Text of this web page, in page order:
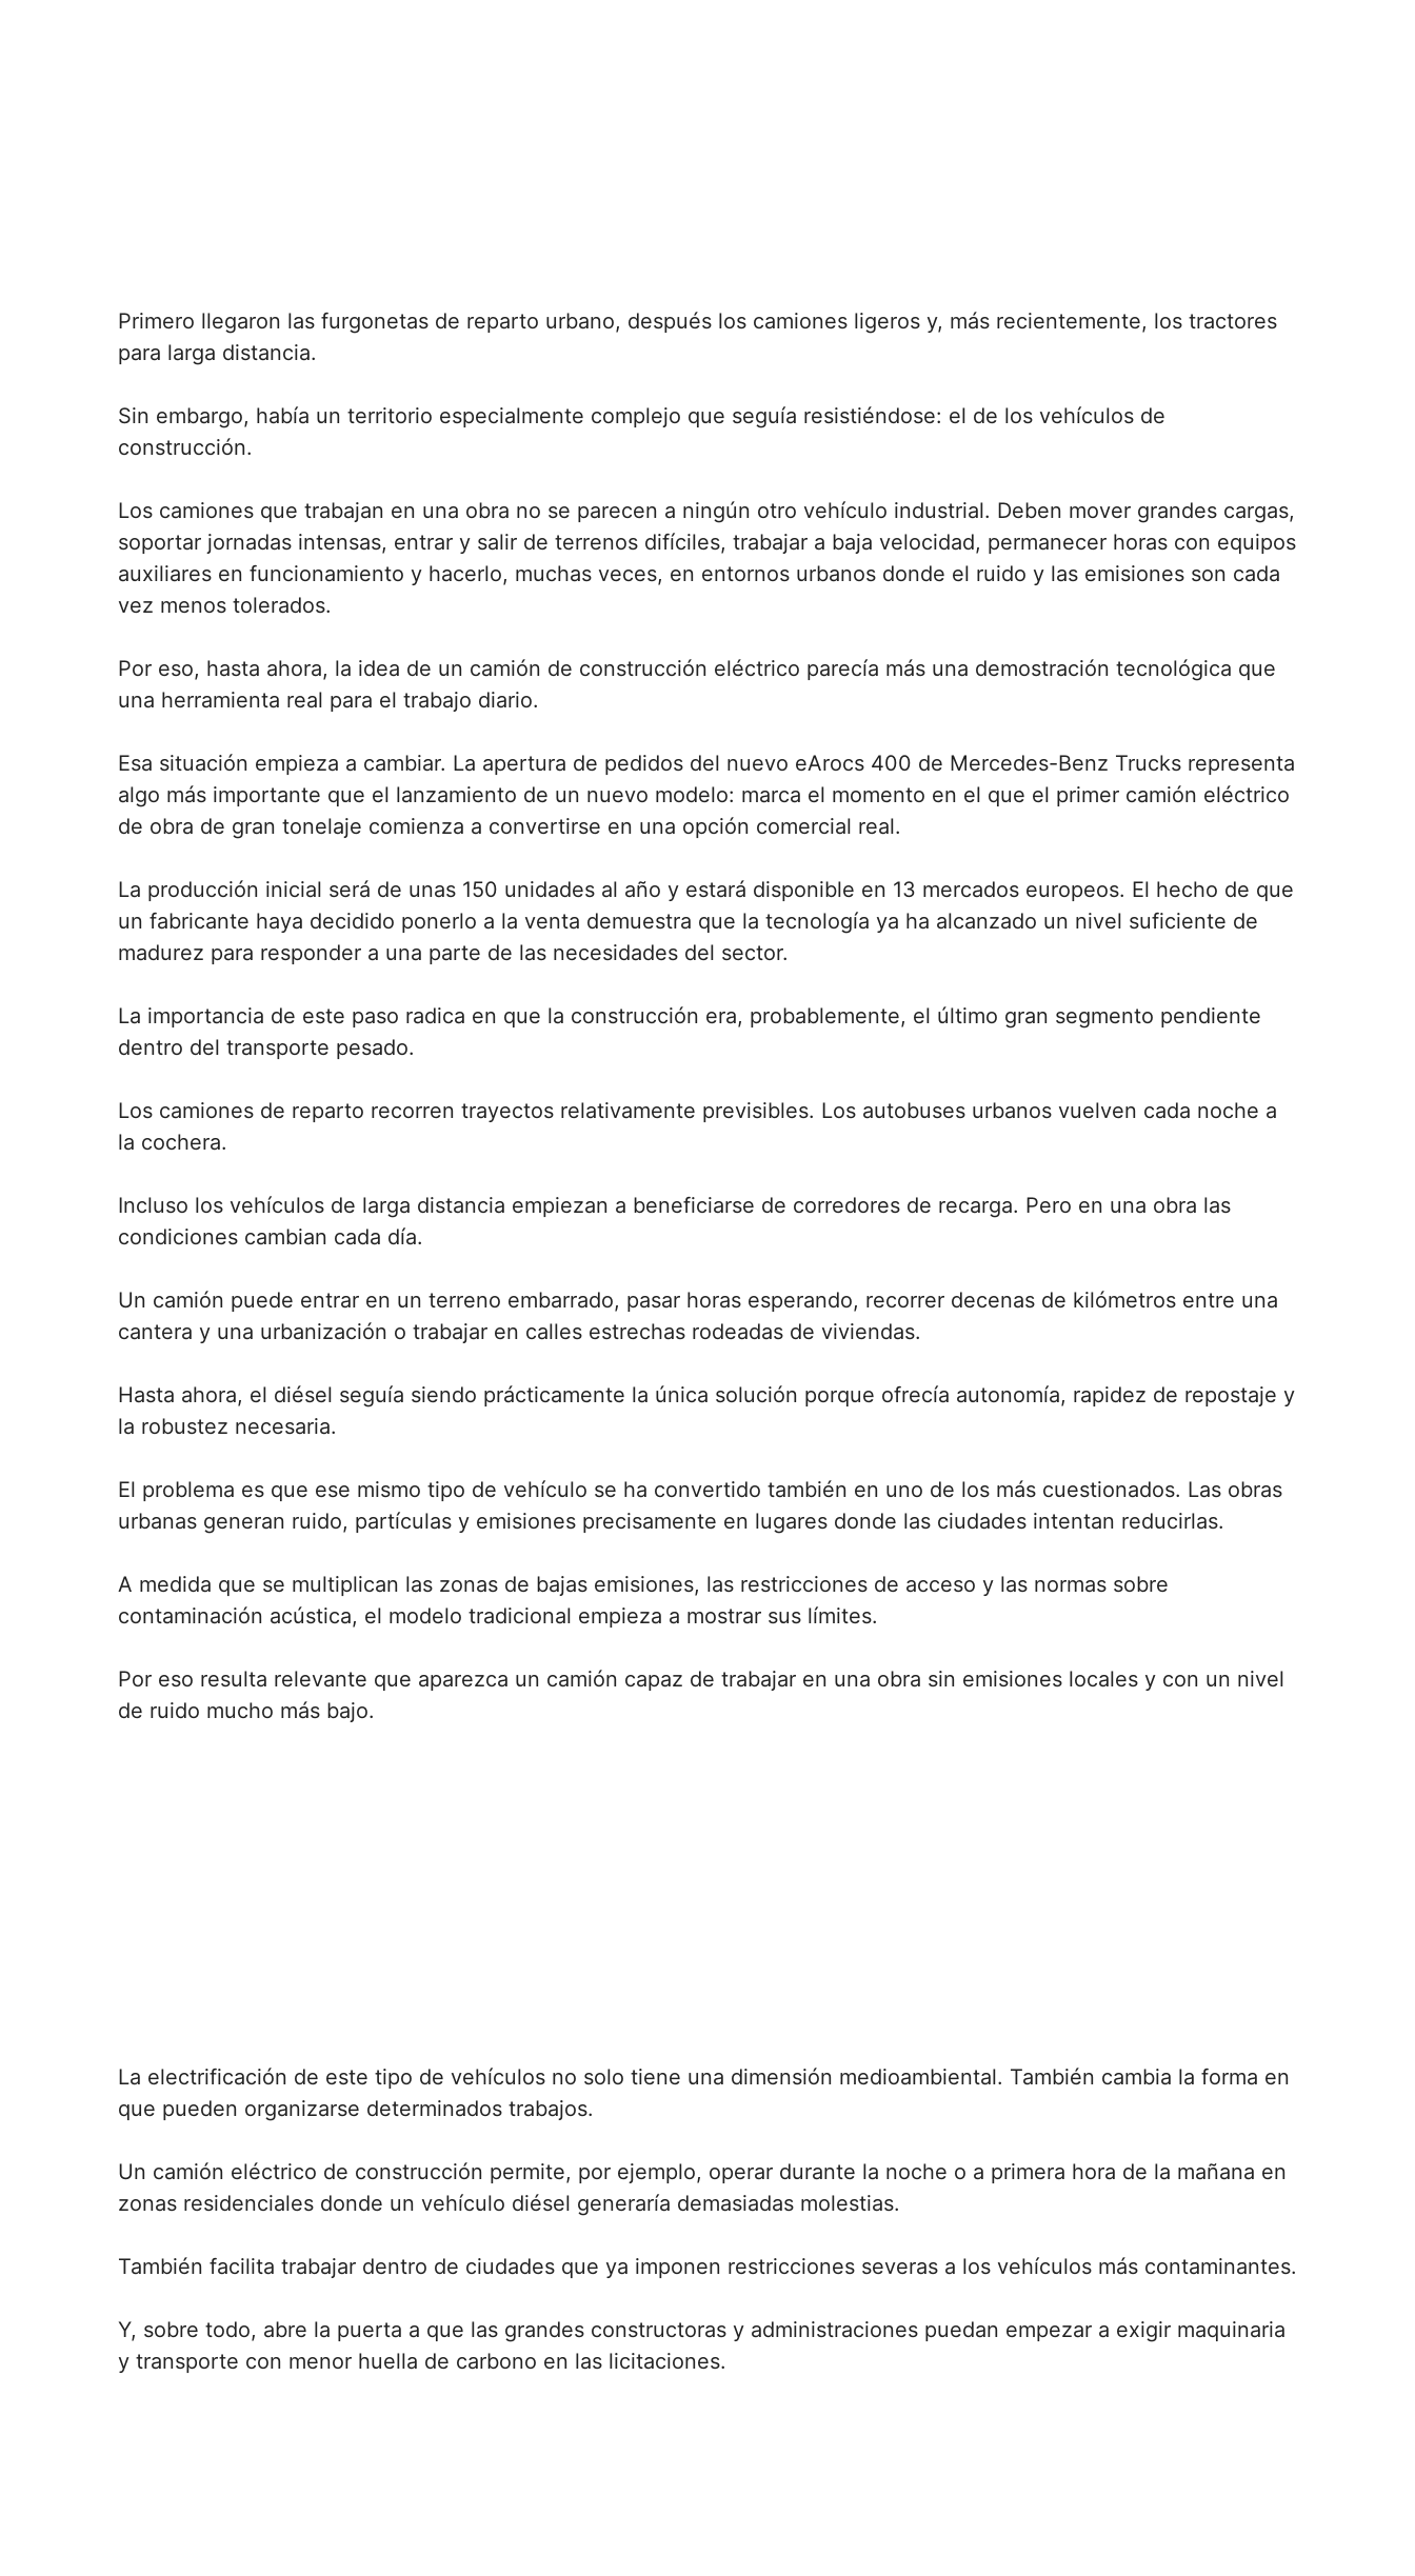
Primero llegaron las furgonetas de reparto urbano, después los camiones ligeros y, más recientemente, los tractores
para larga distancia.
Sin embargo, había un territorio especialmente complejo que seguía resistiéndose: el de los vehículos de
construcción.
Los camiones que trabajan en una obra no se parecen a ningún otro vehículo industrial. Deben mover grandes cargas,
soportar jornadas intensas, entrar y salir de terrenos difíciles, trabajar a baja velocidad, permanecer horas con equipos
auxiliares en funcionamiento y hacerlo, muchas veces, en entornos urbanos donde el ruido y las emisiones son cada
vez menos tolerados.
Por eso, hasta ahora, la idea de un camión de construcción eléctrico parecía más una demostración tecnológica que
una herramienta real para el trabajo diario.
Esa situación empieza a cambiar. La apertura de pedidos del nuevo eArocs 400 de Mercedes-Benz Trucks representa
algo más importante que el lanzamiento de un nuevo modelo: marca el momento en el que el primer camión eléctrico
de obra de gran tonelaje comienza a convertirse en una opción comercial real.
La producción inicial será de unas 150 unidades al año y estará disponible en 13 mercados europeos. El hecho de que
un fabricante haya decidido ponerlo a la venta demuestra que la tecnología ya ha alcanzado un nivel suficiente de
madurez para responder a una parte de las necesidades del sector.
La importancia de este paso radica en que la construcción era, probablemente, el último gran segmento pendiente
dentro del transporte pesado.
Los camiones de reparto recorren trayectos relativamente previsibles. Los autobuses urbanos vuelven cada noche a
la cochera.
Incluso los vehículos de larga distancia empiezan a beneficiarse de corredores de recarga. Pero en una obra las
condiciones cambian cada día.
Un camión puede entrar en un terreno embarrado, pasar horas esperando, recorrer decenas de kilómetros entre una
cantera y una urbanización o trabajar en calles estrechas rodeadas de viviendas.
Hasta ahora, el diésel seguía siendo prácticamente la única solución porque ofrecía autonomía, rapidez de repostaje y
la robustez necesaria.
El problema es que ese mismo tipo de vehículo se ha convertido también en uno de los más cuestionados. Las obras
urbanas generan ruido, partículas y emisiones precisamente en lugares donde las ciudades intentan reducirlas.
A medida que se multiplican las zonas de bajas emisiones, las restricciones de acceso y las normas sobre
contaminación acústica, el modelo tradicional empieza a mostrar sus límites.
Por eso resulta relevante que aparezca un camión capaz de trabajar en una obra sin emisiones locales y con un nivel
de ruido mucho más bajo.
La electrificación de este tipo de vehículos no solo tiene una dimensión medioambiental. También cambia la forma en
que pueden organizarse determinados trabajos.
Un camión eléctrico de construcción permite, por ejemplo, operar durante la noche o a primera hora de la mañana en
zonas residenciales donde un vehículo diésel generaría demasiadas molestias.
También facilita trabajar dentro de ciudades que ya imponen restricciones severas a los vehículos más contaminantes.
Y, sobre todo, abre la puerta a que las grandes constructoras y administraciones puedan empezar a exigir maquinaria
y transporte con menor huella de carbono en las licitaciones.